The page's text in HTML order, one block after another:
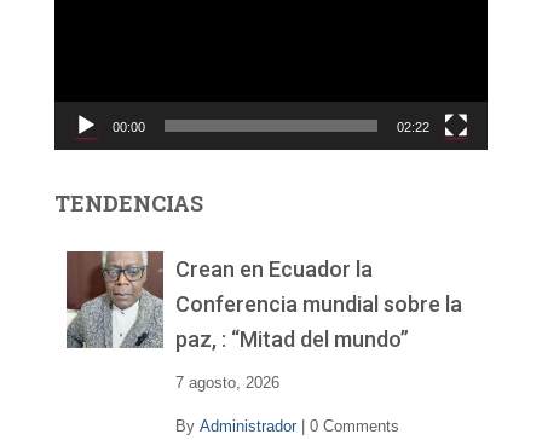
c
d
00:00 02:22
TENDENCIAS
Crean en Ecuador la
Conferencia mundial sobre la
paz, : “Mitad del mundo”
7 agosto, 2026
By Administrador 0 Comments